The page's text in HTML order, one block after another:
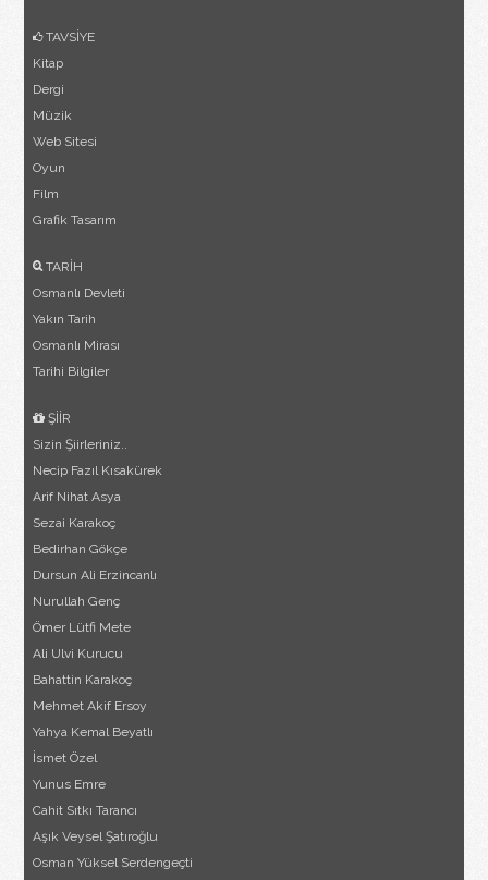
TAVSİYE
Kitap
Dergi
Müzik
Web Sitesi
Oyun
Film
Grafik Tasarım
TARİH
Osmanlı Devleti
Yakın Tarih
Osmanlı Mirası
Tarihi Bilgiler
ŞİİR
Sizin Şiirleriniz..
Necip Fazıl Kısakürek
Arif Nihat Asya
Sezai Karakoç
Bedirhan Gökçe
Dursun Ali Erzincanlı
Nurullah Genç
Ömer Lütfi Mete
Ali Ulvi Kurucu
Bahattin Karakoç
Mehmet Akif Ersoy
Yahya Kemal Beyatlı
İsmet Özel
Yunus Emre
Cahit Sıtkı Tarancı
Aşık Veysel Şatıroğlu
Osman Yüksel Serdengeçti